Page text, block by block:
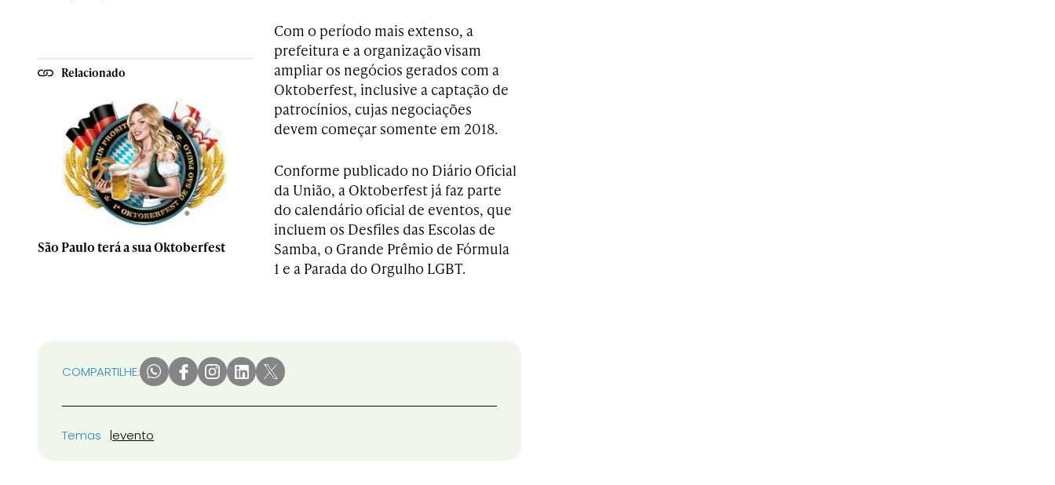
Relacionado
São Paulo terá a sua Oktoberfest
Com o período mais extenso, a
prefeitura e a organização visam
ampliar os negócios gerados com a
Oktoberfest, inclusive a captação de
patrocínios, cujas negociações
devem começar somente em 2018.
Conforme publicado no Diário Oficial
da União, a Oktoberfest já faz parte
do calendário oficial de eventos, que
incluem os Desfiles das Escolas de
Samba, o Grande Prêmio de Fórmula
1 e a Parada do Orgulho LGBT.
COMPARTILHE:
Temas evento